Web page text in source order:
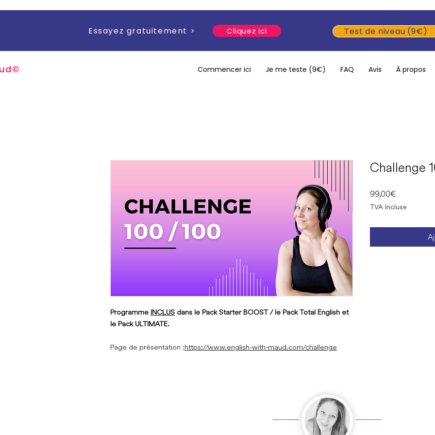
Essayez gratuitement > Cliquez ici Test de niveau (9€)
d© Commencer ici Je me teste (9€) FAQ Avis À propos
Programme INCLUS dans le Pack Starter BOOST / le Pack Total English et
le Pack ULTIMATE.
Page de présentation :https://www.english-with-maud.com/challenge
Challenge
99,00 €
TVA Incluse